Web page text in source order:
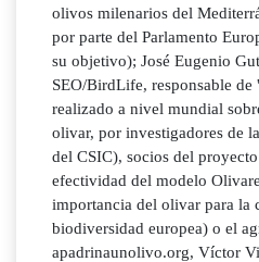
olivos milenarios del
por parte del Parlamento
su objetivo); José Eugenio
SEO/BirdLife, responsable
realizado a nivel mundial
olivar, por investigadores de
del CSIC), socios del
efectividad del modelo
importancia del olivar para la
biodiversidad europea) o el
apadrinaunolivo.org, Víctor